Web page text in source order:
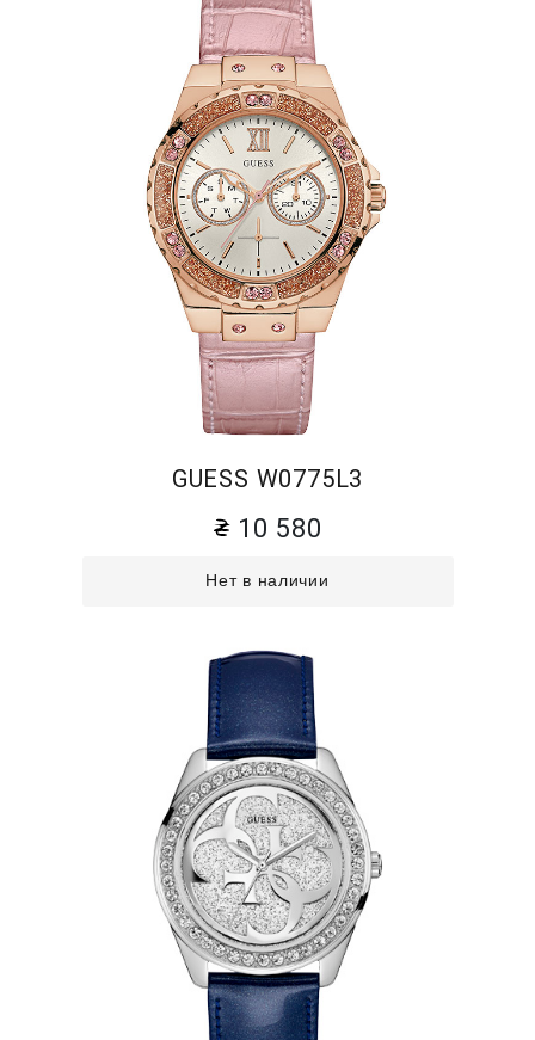
GUESS W0775L3
10 580
Нет в наличии